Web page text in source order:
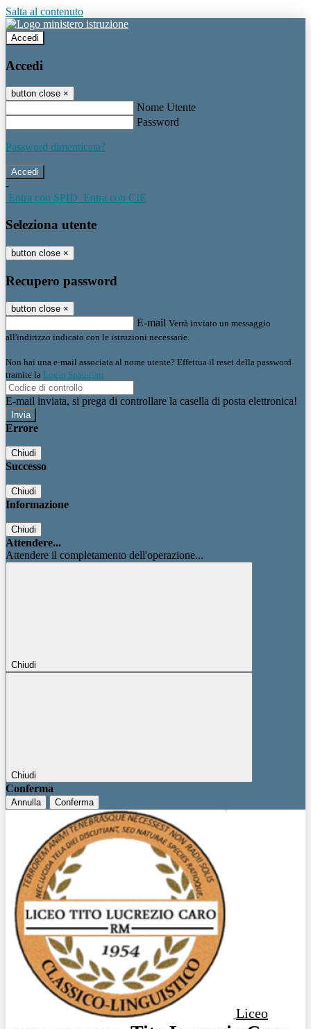
Salta al contenuto
Accedi
Accedi
button close ×
Nome Utente
Password
Password dimenticata?
-
Entra con SPID Entra con CIE
Seleziona utente
button close ×
Recupero password
button close ×
E-mail Verrà inviato un messaggio
all'indirizzo indicato con le istruzioni necessarie.
Non hai una e-mail associata al nome utente? Effettua il reset della password
tramite la Login Spaggiari
E-mail inviata, si prega di controllare la casella di posta elettronica!
Errore
Chiudi
Successo
Chiudi
Informazione
Chiudi
Attendere...
Attendere il completamento dell'operazione...
Chiudi
Chiudi
Conferma
Annulla Conferma
Liceo